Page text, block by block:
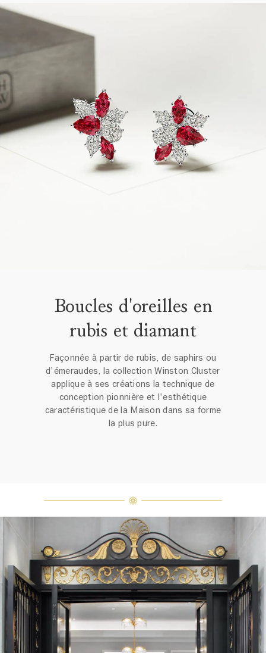
Boucles d'oreilles en
rubis et diamant
Façonnée à partir de rubis, de saphirs ou
d'émeraudes, la collection Winston Cluster
applique à ses créations la technique de
conception pionnière et l'esthétique
caractéristique de la Maison dans sa forme
la plus pure.